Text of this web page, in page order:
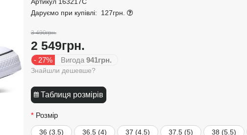
Даруємо при купівлі: 127грн.
3 490грн.
2 549грн.
- 27% Вигода 941грн.
Знайшли дешевше?
Таблиця розмірів
Розмір
36 (3.5) 36.5 (4) 37 (4.5) 37.5 (5) 38 (5.5)